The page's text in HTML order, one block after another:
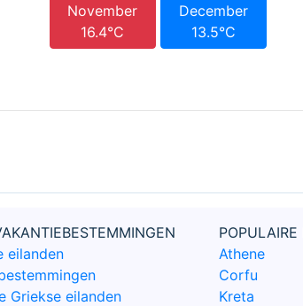
November
16.4°C
December
13.5°C
eilanden
Griekse eilanden
Athene
Corfu
Kreta